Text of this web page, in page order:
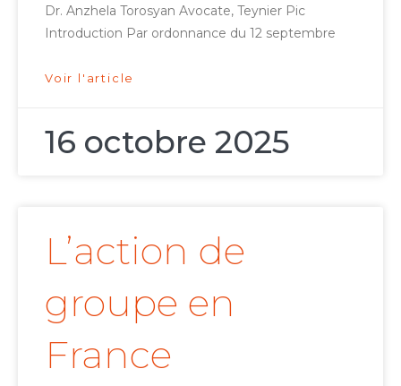
Dr. Anzhela Torosyan Avocate, Teynier Pic
Introduction Par ordonnance du 12 septembre
Voir l'article
16 octobre 2025
L’action de
groupe en
France